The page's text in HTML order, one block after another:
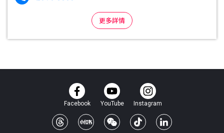
更多詳情
Facebook YouTube Instagram